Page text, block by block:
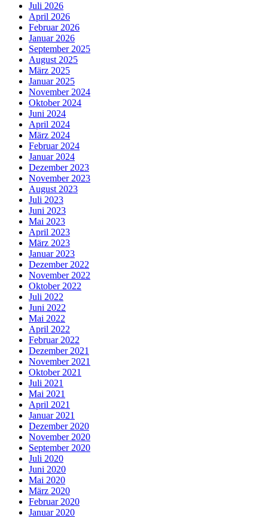
Juli 2026
April 2026
Februar 2026
Januar 2026
September 2025
August 2025
März 2025
Januar 2025
November 2024
Oktober 2024
Juni 2024
April 2024
März 2024
Februar 2024
Januar 2024
Dezember 2023
November 2023
August 2023
Juli 2023
Juni 2023
Mai 2023
April 2023
März 2023
Januar 2023
Dezember 2022
November 2022
Oktober 2022
Juli 2022
Juni 2022
Mai 2022
April 2022
Februar 2022
Dezember 2021
November 2021
Oktober 2021
Juli 2021
Mai 2021
April 2021
Januar 2021
Dezember 2020
November 2020
September 2020
Juli 2020
Juni 2020
Mai 2020
März 2020
Februar 2020
Januar 2020